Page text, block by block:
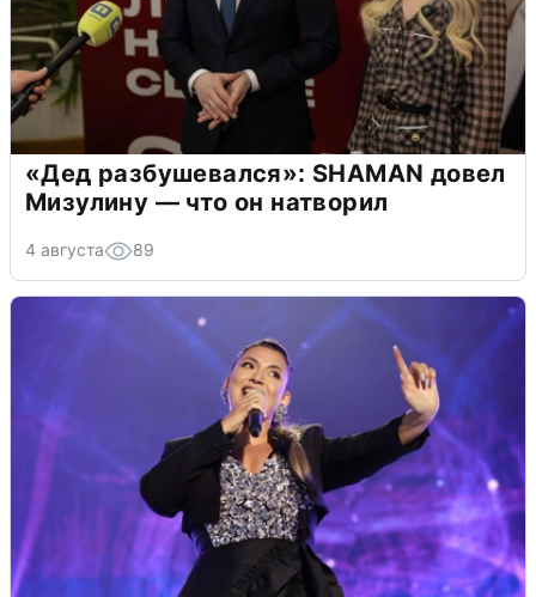
«Дед разбушевался»: SHAMAN довел
Мизулину — что он натворил
4 августа 89